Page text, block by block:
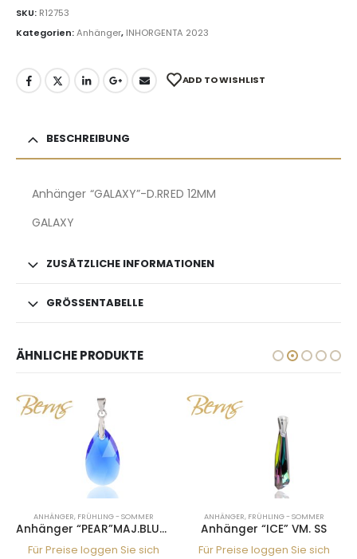
SKU: R12753
Kategorien:Anhänger, INHORGENTA 2023
ADD TO WISHLIST
BESCHREIBUNG
Anhänger “GALAXY”-D.RRED 12MM
GALAXY
ZUSÄTZLICHE INFORMATIONEN
GRÖSSENTABELLE
ÄHNLICHE PRODUKTE
ANHÄNGER, FRÜHLING - SOMMER
Anhänger “PEAR”MAJ.BLUE 22SS
Für Preise loggen Sie sich
ANHÄNGER, FRÜHLING - SOMMER
Anhänger “ICE” VM. SS
Für Preise loggen Sie sich